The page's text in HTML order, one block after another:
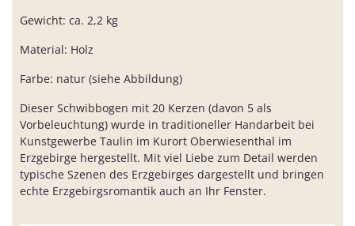
Gewicht: ca. 2,2 kg
Material: Holz
Farbe: natur (siehe Abbildung)
Dieser Schwibbogen mit 20 Kerzen (davon 5 als
Vorbeleuchtung) wurde in traditioneller Handarbeit bei
Kunstgewerbe Taulin im Kurort Oberwiesenthal im
Erzgebirge hergestellt. Mit viel Liebe zum Detail werden
typische Szenen des Erzgebirges dargestellt und bringen
echte Erzgebirgsromantik auch an Ihr Fenster.